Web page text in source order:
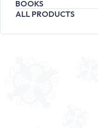
BOOKS
ALL PRODUCTS